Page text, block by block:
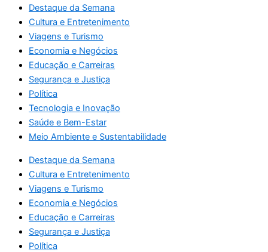
Destaque da Semana
Cultura e Entretenimento
Viagens e Turismo
Economia e Negócios
Educação e Carreiras
Segurança e Justiça
Política
Tecnologia e Inovação
Saúde e Bem-Estar
Meio Ambiente e Sustentabilidade
Destaque da Semana
Cultura e Entretenimento
Viagens e Turismo
Economia e Negócios
Educação e Carreiras
Segurança e Justiça
Política